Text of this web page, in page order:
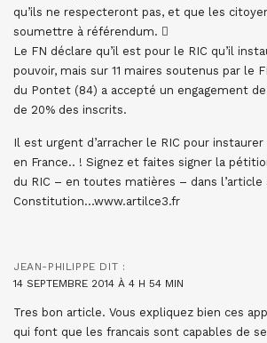
qu’ils ne respecteront pas, et que les
soumettre à référendum. 
Le FN déclare qu’il est pour le RIC qu’il
pouvoir, mais sur 11 maires soutenus par le
du Pontet (84) a accepté un engagement de
de 20% des inscrits.
Il est urgent d’arracher le RIC pour
en France.. ! Signez et faites signer la
du RIC – en toutes matières – dans l’article
Constitution…www.artilce3.fr
JEAN-PHILIPPE DIT :
14 SEPTEMBRE 2014 À 4 H 54 MIN
Tres bon article. Vous expliquez bien ces
qui font que les francais sont capables de